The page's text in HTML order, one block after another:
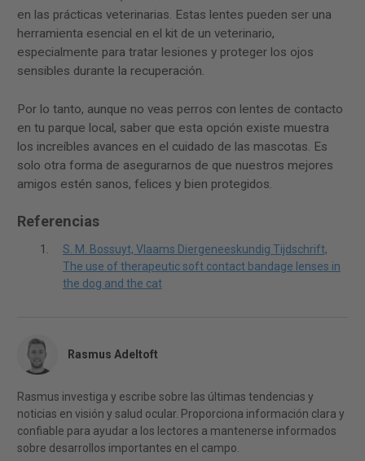
en las prácticas veterinarias. Estas lentes pueden ser una
herramienta esencial en el kit de un veterinario,
especialmente para tratar lesiones y proteger los ojos
sensibles durante la recuperación.
Por lo tanto, aunque no veas perros con lentes de contacto
en tu parque local, saber que esta opción existe muestra
los increíbles avances en el cuidado de las mascotas. Es
solo otra forma de asegurarnos de que nuestros mejores
amigos estén sanos, felices y bien protegidos.
Referencias
S. M. Bossuyt, Vlaams Diergeneeskundig Tijdschrift,
The use of therapeutic soft contact bandage lenses in
the dog and the cat
Rasmus Adeltoft
Rasmus investiga y escribe sobre las últimas tendencias y
noticias en visión y salud ocular. Proporciona información clara y
confiable para ayudar a los lectores a mantenerse informados
sobre desarrollos importantes en el campo.